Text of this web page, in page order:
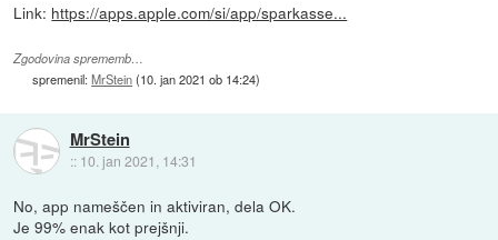
Link: https://apps.apple.com/si/app/sparkasse...
Zgodovina sprememb…
spremenil:MrStein(10. jan 2021 ob 14:24)
MrStein
:: 10. jan 2021, 14:31
No, app nameščen in aktiviran, dela OK.
Je 99% enak kot prejšnji.